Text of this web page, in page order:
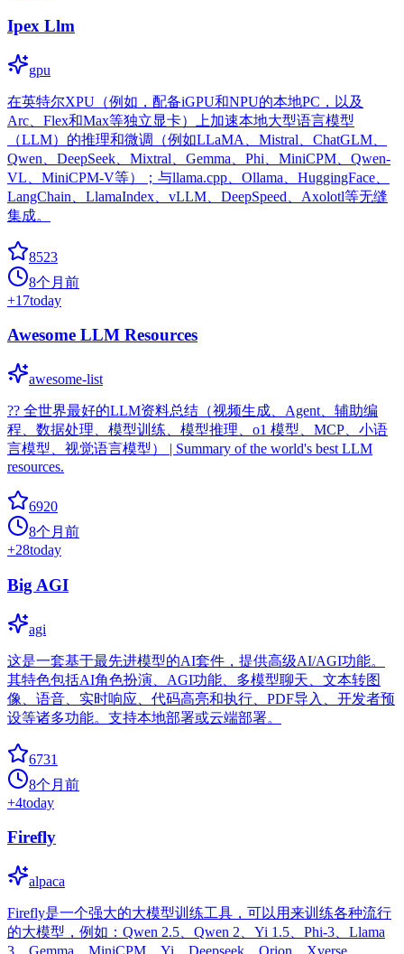
Ipex Llm
gpu
在英特尔XPU（例如，配备iGPU和NPU的本地PC，以及
Arc、Flex和Max等独立显卡）上加速本地大型语言模型
（LLM）的推理和微调（例如LLaMA、Mistral、ChatGLM、
Qwen、DeepSeek、Mixtral、Gemma、Phi、MiniCPM、Qwen-
VL、MiniCPM-V等）；与llama.cpp、Ollama、HuggingFace、
LangChain、LlamaIndex、vLLM、DeepSpeed、Axolotl等无缝
集成。
8523
8个月前
+17today
Awesome LLM Resources
awesome-list
?‍? 全世界最好的LLM资料总结（视频生成、Agent、辅助编
程、数据处理、模型训练、模型推理、o1 模型、MCP、小语
言模型、视觉语言模型） | Summary of the world's best LLM
resources.
6920
8个月前
+28today
Big AGI
agi
这是一套基于最先进模型的AI套件，提供高级AI/AGI功能。
其特色包括AI角色扮演、AGI功能、多模型聊天、文本转图
像、语音、实时响应、代码高亮和执行、PDF导入、开发者预
设等诸多功能。支持本地部署或云端部署。
6731
8个月前
+4today
Firefly
alpaca
Firefly是一个强大的大模型训练工具，可以用来训练各种流行
的大模型，例如：Qwen 2.5、Qwen 2、Yi 1.5、Phi-3、Llama
3、Gemma、MiniCPM、Yi、Deepseek、Orion、Xverse、